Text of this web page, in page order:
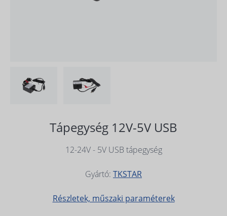
Tápegység 12V-5V USB
12-24V - 5V USB tápegység
Gyártó: TKSTAR
Részletek, műszaki paraméterek